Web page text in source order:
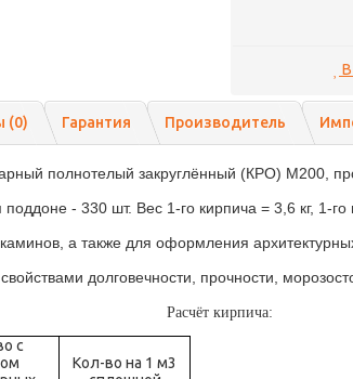
(0) Гарантия Производитель
полнотелый закруглённый (КРО) М200,
- 330 шт. Вес 1-го кирпича = 3,6 кг, 1-го
а также для оформления
долговечности, прочности,
Расчёт кирпича:
с
Кол-во на 1 м3